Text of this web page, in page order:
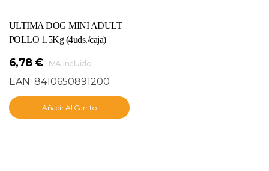
ULTIMA DOG MINI ADULT
POLLO 1.5Kg (4uds./caja)
6,78€ IVA incluido
EAN: 8410650891200
Añadir Al Carrito